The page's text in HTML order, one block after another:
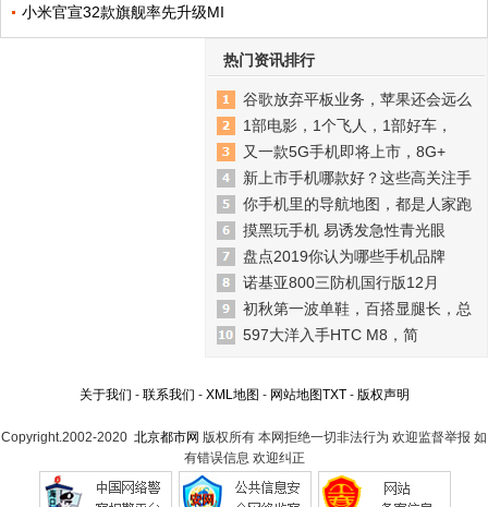
小米官宣32款旗舰率先升级MI
热门资讯排行
谷歌放弃平板业务，苹果还会远么
1部电影，1个飞人，1部好车，
又一款5G手机即将上市，8G+
新上市手机哪款好？这些高关注手
你手机里的导航地图，都是人家跑
摸黑玩手机 易诱发急性青光眼
盘点2019你认为哪些手机品牌
诺基亚800三防机国行版12月
初秋第一波单鞋，百搭显腿长，总
597大洋入手HTC M8，简
关于我们 - 联系我们 - XML地图 - 网站地图TXT- 版权声明
Copyright.2002-2020 北京都市网 版权所有 本网拒绝一切非法行为 欢迎监督举报 如
有错误信息 欢迎纠正